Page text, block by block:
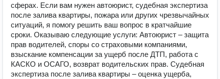
сферах. Если вам нужен автоюрист, судебная экспертиза
после залива квартиры, пожара или других чрезвычайных
ситуаций, я помогу решить ваш вопрос в кратчайшие
сроки. Оказываю следующие услуги: Автоюрист – защита
прав водителей, споры со страховыми компаниями,
взыскание компенсации за ущерб после ДТП, работа с
КАСКО и ОСАГО, возврат водительских прав. Судебная
экспертиза после залива квартиры – оценка ущерба,